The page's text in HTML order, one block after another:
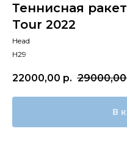
Теннисная
Tour 2022
Head
H29
22000,00 р. 29000,00
В